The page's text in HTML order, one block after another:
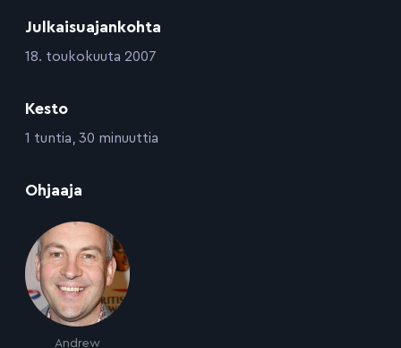
Julkaisuajankohta
:18. toukokuuta 2007
Kesto
:1 tuntia, 30 minuuttia
Ohjaaja
Andrew